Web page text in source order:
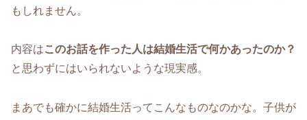
もしれません。
内容はこのお話を作った人は結婚生活で何かあったのか？
と思わずにはいられないような現実感。
まあでも確かに結婚生活ってこんなものなのかな。子供が